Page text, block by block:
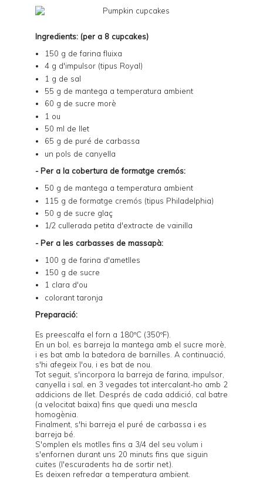
Ingredients: (per a 8 cupcakes)
150 g de farina fluixa
4 g d'impulsor (tipus Royal)
1 g de sal
55 g de mantega a temperatura ambient
60 g de sucre morè
1 ou
50 ml de llet
65 g de puré de carbassa
un pols de canyella
- Per a la cobertura de formatge cremós:
50 g de mantega a temperatura ambient
115 g de formatge cremós (tipus Philadelphia)
50 g de sucre glaç
1/2 cullerada petita d'extracte de vainilla
- Per a les carbasses de massapà:
100 g de farina d'ametlles
150 g de sucre
1 clara d'ou
colorant taronja
Preparació:
Es preescalfa el forn a 180ºC (350ºF).
En un bol, es barreja la mantega amb el sucre morè,
i es bat amb la batedora de barnilles. A continuació,
s'hi afegeix l'ou, i es bat de nou.
Tot seguit, s'incorpora la barreja de farina, impulsor,
canyella i sal, en 3 vegades tot intercalant-ho amb 2
addicions de llet. Després de cada addició, cal batre
(a velocitat baixa) fins que quedi una mescla
homogènia.
Finalment, s'hi barreja el puré de carbassa i es
barreja bé.
S'omplen els motlles fins a 3/4 del seu volum i
s'enfornen durant uns 20 minuts fins que siguin
cuites (l'escuradents ha de sortir net).
Es deixen refredar a temperatura ambient.